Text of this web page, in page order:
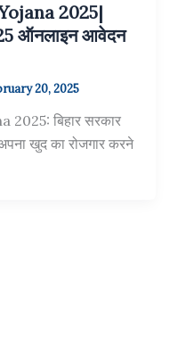
2025|
ऑनलाइन आवेदन
20, 2025
बिहार सरकार
अपना खुद का रोजगार करने